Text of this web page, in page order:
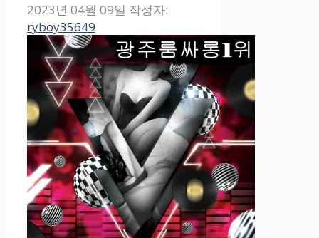
2023년 04월 09일 작성자:
ryboy35649